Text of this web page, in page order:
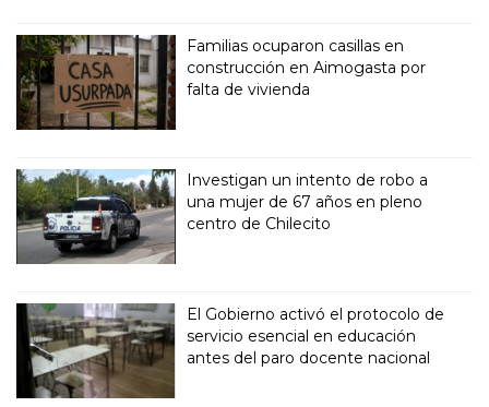
Familias ocuparon casillas en
construcción en Aimogasta por
falta de vivienda
Investigan un intento de robo a
una mujer de 67 años en pleno
centro de Chilecito
El Gobierno activó el protocolo de
servicio esencial en educación
antes del paro docente nacional